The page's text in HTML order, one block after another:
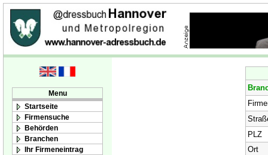
Menu
Startseite
Firmensuche
Behörden
Branchen
Ihr Firmeneintrag
PLZ
Ort